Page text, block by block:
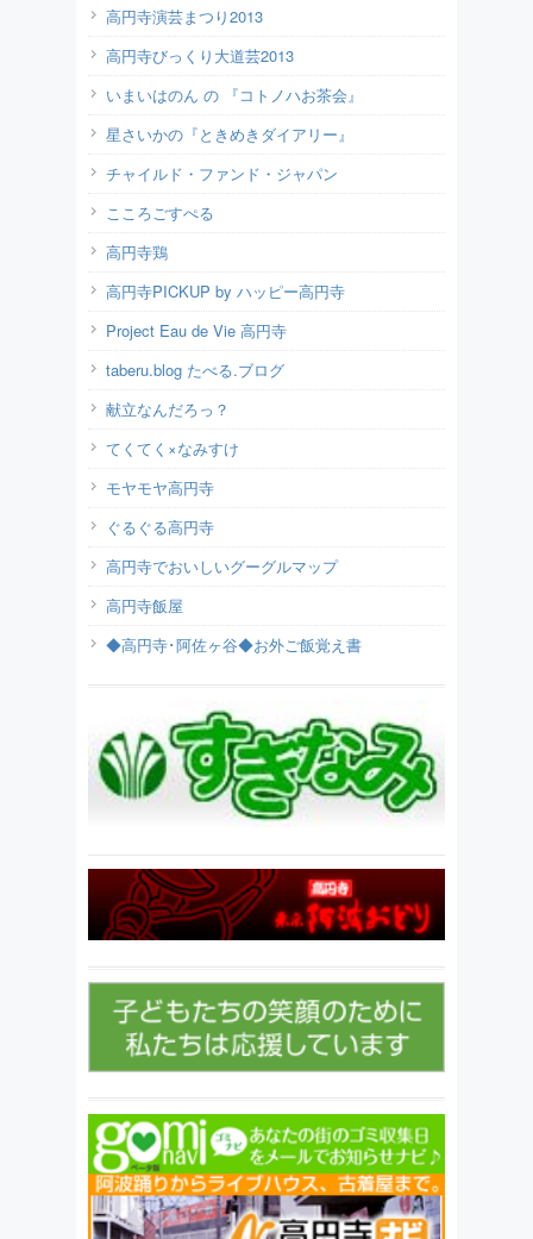
高円寺演芸まつり2013
高円寺びっくり大道芸2013
いまいはのん の 『コトノハお茶会』
星さいかの『ときめきダイアリー』
チャイルド・ファンド・ジャパン
こころごすぺる
高円寺鶏
高円寺PICKUP by ハッピー高円寺
Project Eau de Vie 高円寺
taberu.blog たべる.ブログ
献立なんだろっ？
てくてく×なみすけ
モヤモヤ高円寺
ぐるぐる高円寺
高円寺でおいしいグーグルマップ
高円寺飯屋
◆高円寺･阿佐ヶ谷◆お外ご飯覚え書